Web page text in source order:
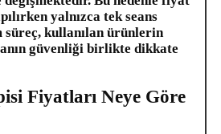
yalnızca tek seans
kullanılan ürünlerin
güvenliği birlikte dikkate
Fiyatları Neye Göre